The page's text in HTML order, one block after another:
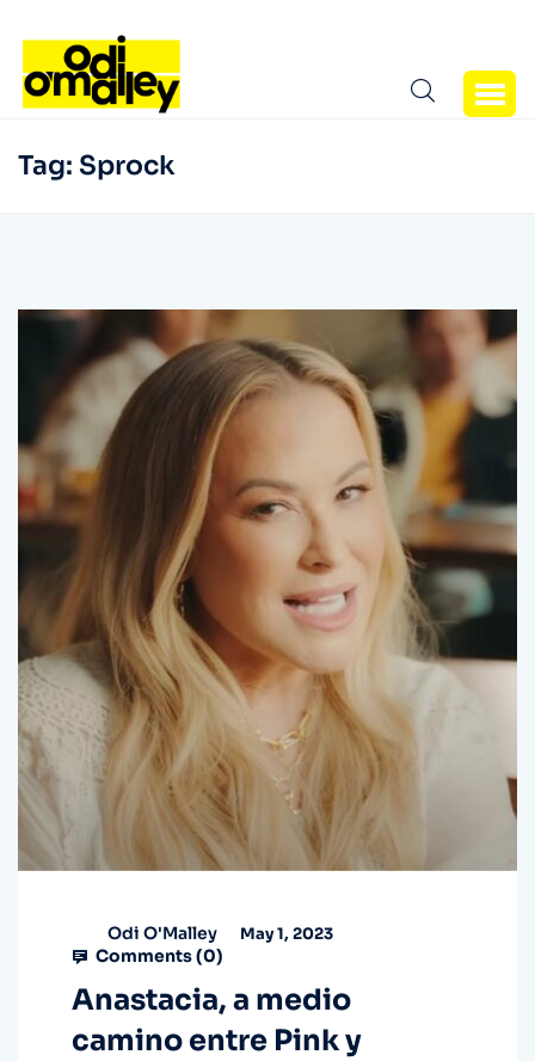
Tag: Sprock
Odi O'Malley May 1, 2023
Comments (0)
Anastacia, a medio
camino entre Pink y